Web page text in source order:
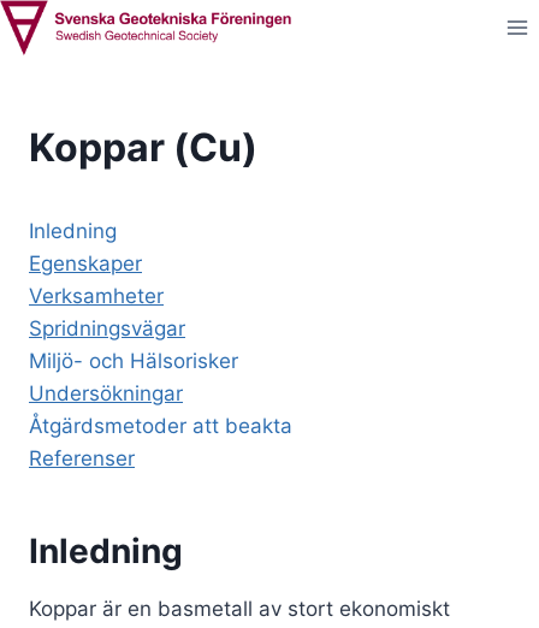
Skip
to
Koppar (Cu)
Inledning
Egenskaper
Verksamheter
Spridningsvägar
Miljö- och Hälsorisker
Undersökningar
Åtgärdsmetoder att beakta
Referenser
Inledning
Koppar är en basmetall av stort ekonomiskt